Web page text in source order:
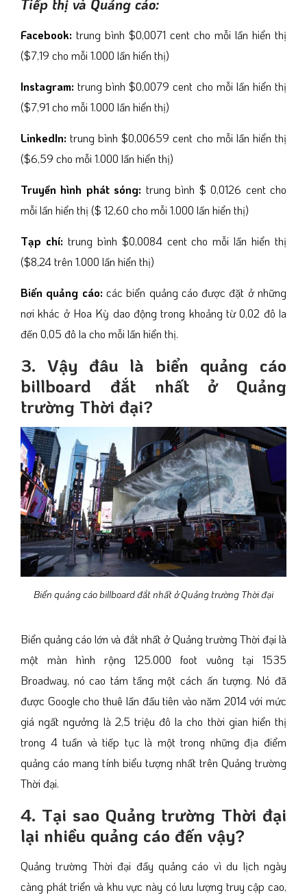
Tiếp thị và Quảng cáo:
Facebook: trung bình $0,0071 cent cho mỗi lần hiển thị
($7,19 cho mỗi 1.000 lần hiển thị)
Instagram: trung bình $0,0079 cent cho mỗi lần hiển thị
($7,91 cho mỗi 1.000 lần hiển thị)
LinkedIn: trung bình $0,00659 cent cho mỗi lần hiển thị
($6,59 cho mỗi 1.000 lần hiển thị)
Truyền hình phát sóng: trung bình $ 0,0126 cent cho
mỗi lần hiển thị ($ 12,60 cho mỗi 1.000 lần hiển thị)
Tạp chí: trung bình $0,0084 cent cho mỗi lần hiển thị
($8,24 trên 1.000 lần hiển thị)
Biển quảng cáo: các biển quảng cáo được đặt ở những
nơi khác ở Hoa Kỳ dao động trong khoảng từ 0,02 đô la
đến 0,05 đô la cho mỗi lần hiển thị.
3. Vậy đâu là biển quảng cáo
billboard đắt nhất ở Quảng
trường Thời đại?
Biển quảng cáo billboard đắt nhất ở Quảng trường Thời đại
Biển quảng cáo lớn và đắt nhất ở Quảng trường Thời đại là
một màn hình rộng 125.000 foot vuông tại 1535
Broadway, nó cao tám tầng một cách ấn tượng. Nó đã
được Google cho thuê lần đầu tiên vào năm 2014 với mức
giá ngất ngưởng là 2,5 triệu đô la cho thời gian hiển thị
trong 4 tuần và tiếp tục là một trong những địa điểm
quảng cáo mang tính biểu tượng nhất trên Quảng trường
Thời đại.
4. Tại sao Quảng trường Thời đại
lại nhiều quảng cáo đến vậy?
Quảng trường Thời đại đầy quảng cáo vì du lịch ngày
càng phát triển và khu vực này có lưu lượng truy cập cao,